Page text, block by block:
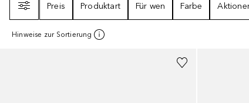
Preis
Produktart Für wen Farbe
Hinweise zur Sortierung